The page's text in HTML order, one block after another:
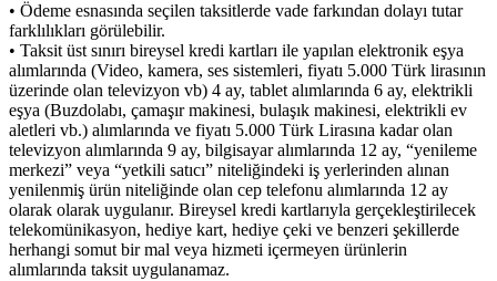
• Ödeme esnasında seçilen taksitlerde vade farkından dolayı tutar
farklılıkları görülebilir.
• Taksit üst sınırı bireysel kredi kartları ile yapılan elektronik eşya
alımlarında (Video, kamera, ses sistemleri, fiyatı 5.000 Türk lirasının
üzerinde olan televizyon vb) 4 ay, tablet alımlarında 6 ay, elektrikli
eşya (Buzdolabı, çamaşır makinesi, bulaşık makinesi, elektrikli ev
aletleri vb.) alımlarında ve fiyatı 5.000 Türk Lirasına kadar olan
televizyon alımlarında 9 ay, bilgisayar alımlarında 12 ay, “yenileme
merkezi” veya “yetkili satıcı” niteliğindeki iş yerlerinden alınan
yenilenmiş ürün niteliğinde olan cep telefonu alımlarında 12 ay
olarak olarak uygulanır. Bireysel kredi kartlarıyla gerçekleştirilecek
telekomünikasyon, hediye kart, hediye çeki ve benzeri şekillerde
herhangi somut bir mal veya hizmeti içermeyen ürünlerin
alımlarında taksit uygulanamaz.